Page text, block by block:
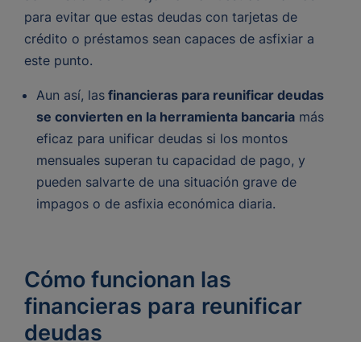
para evitar que estas deudas con tarjetas de
crédito o préstamos sean capaces de asfixiar a
este punto.
Aun así, las financieras para reunificar deudas
se convierten en la herramienta bancaria más
eficaz para unificar deudas si los montos
mensuales superan tu capacidad de pago, y
pueden salvarte de una situación grave de
impagos o de asfixia económica diaria.
​Cómo funcionan las
financieras para reunificar
deudas